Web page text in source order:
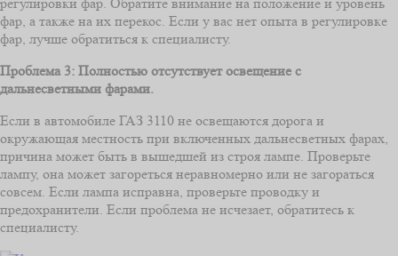
фар, а также на их перекос. Если у вас нет опыта в регулировке
фар, лучше обратиться к специалисту.
Проблема 3: Полностью отсутствует освещение с
дальнесветными фарами.
Если в автомобиле ГАЗ 3110 не освещаются дорога и
окружающая местность при включенных дальнесветных фарах,
причина может быть в вышедшей из строя лампе. Проверьте
лампу, она может загореться неравномерно или не загораться
совсем. Если лампа исправна, проверьте проводку и
предохранители. Если проблема не исчезает, обратитесь к
специалисту.